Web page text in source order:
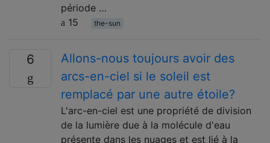
période …
15
the-sun
6
Allons-nous toujours avoir des
arcs-en-ciel si le soleil est
remplacé par une autre étoile?
L'arc-en-ciel est une propriété de division
de la lumière due à la molécule d'eau
présente dans les nuages ​​et est lié à la